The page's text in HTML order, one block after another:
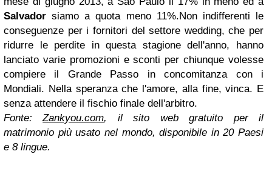
Salvador siamo a quota meno 11%.Non indifferenti le
conseguenze per i fornitori del settore wedding, che per
ridurre le perdite in questa stagione dell'anno, hanno
lanciato varie promozioni e sconti per chiunque volesse
compiere il Grande Passo in concomitanza con i
Mondiali. Nella speranza che l'amore, alla fine, vinca. E
senza attendere il fischio finale dell'arbitro.
Fonte:Zankyou.com, il sito web gratuito per il
matrimonio più usato nel mondo, disponibile in 20 Paesi
e 8 lingue.